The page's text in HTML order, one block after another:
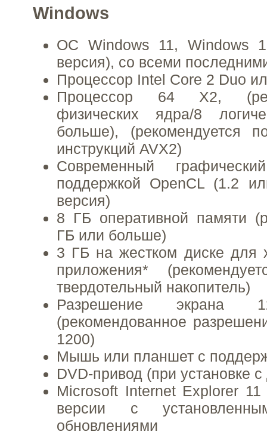
Windows
ОС Windows 11, Windows
версия), со всеми
Процессор Intel Core 2 Duo
Процессор 64 X2,
физических ядра/8
больше), (рекомендуется
инструкций AVX2)
Современный
поддержкой OpenCL (1.2
версия)
8 ГБ оперативной памяти
ГБ или больше)
3 ГБ на жестком диске для
приложения*
твердотельный накопитель)
Разрешение
(рекомендованное
1200)
Мышь или планшет с
DVD-привод (при установке с
Microsoft Internet Explorer
версии с
обновлениями